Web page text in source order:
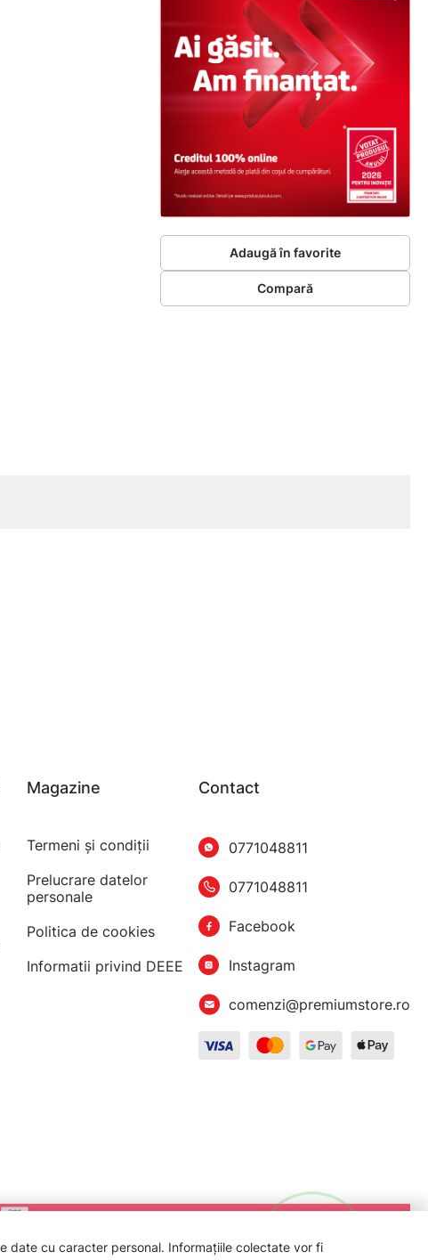
Adaugă în favorite
Compară
Magazine
Termeni şi condiţii
Prelucrare datelor
personale
Politica de cookies
Informatii privind DEEE
Contact
0771048811
0771048811
Facebook
Instagram
comenzi@premiumstore.ro
date cu caracter personal. Informațiile colectate vor fi